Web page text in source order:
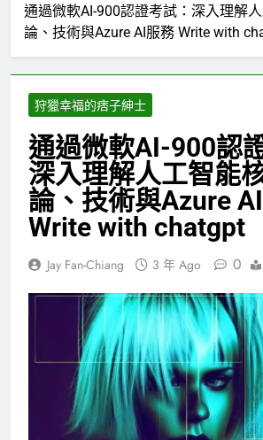
通過微軟AI-900認證考試：深入理解
論、技術與Azure AI服務 Write with
狩獵幸福的痞子紳士
通過微軟AI-900認
深入理解人工智能
論、技術與Azure
Write with chatgpt
Jay Fan-Chiang 3 年 Ago 0